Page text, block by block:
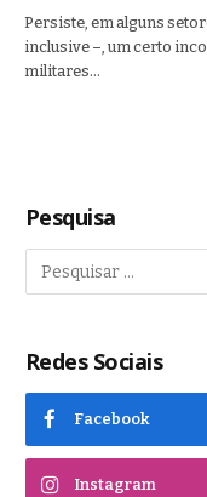
Persiste, em alguns
inclusive –, um certo
militares…
Pesquisa
Redes Sociais
Facebook
Instagram